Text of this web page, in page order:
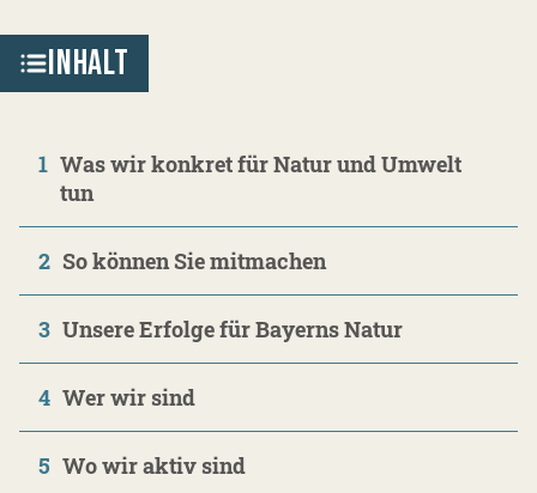
INHALT
1 Was wir konkret für Natur und Umwelt
tun
2 So können Sie mitmachen
3 Unsere Erfolge für Bayerns Natur
4 Wer wir sind
5 Wo wir aktiv sind